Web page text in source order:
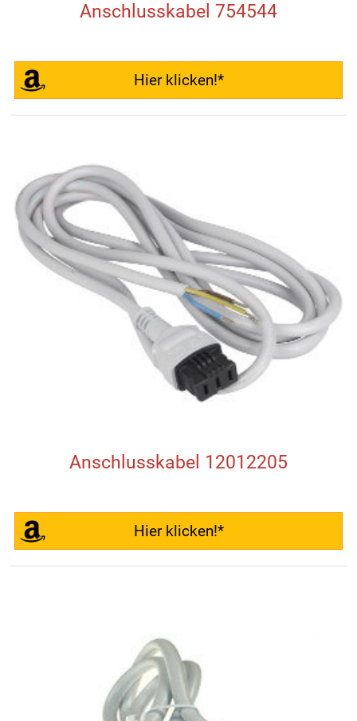
Anschlusskabel 754544
Hier klicken!*
Anschlusskabel 12012205
Hier klicken!*